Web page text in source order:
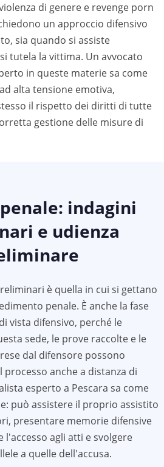
di genere e revenge porn
un approccio difensivo
sia quando si assiste
tutela la vittima. Un avvocato
in queste materie sa come
alta tensione emotiva,
il rispetto dei diritti di tutte
gestione delle misure di
indagini
e udienza
è quella in cui si gettano
penale. È anche la fase
vista difensivo, perché le
sede, le prove raccolte e le
dal difensore possono
anche a distanza di
esperto a Pescara sa come
può assistere il proprio assistito
presentare memorie difensive
l'accesso agli atti e svolgere
a quelle dell'accusa.